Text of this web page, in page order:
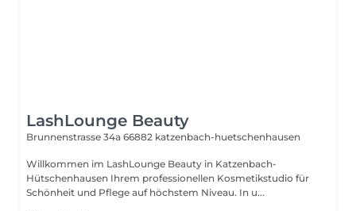
LashLounge Beauty
Brunnenstrasse 34a 66882 katzenbach-huetschenhausen
Willkommen im LashLounge Beauty in Katzenbach-
Hütschenhausen Ihrem professionellen Kosmetikstudio für
Schönheit und Pflege auf höchstem Niveau. In u...